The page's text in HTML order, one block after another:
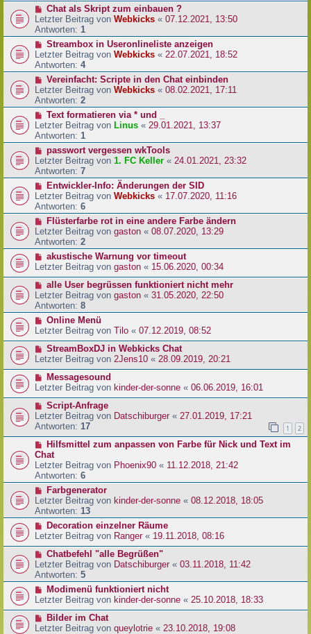
Chat als Skript zum einbauen ?
Letzter Beitrag von Webkicks « 07.12.2021, 13:50
Antworten: 1
Streambox in Useronlineliste anzeigen
Letzter Beitrag von Webkicks « 22.07.2021, 18:52
Antworten: 4
Vereinfacht: Scripte in den Chat einbinden
Letzter Beitrag von Webkicks « 08.02.2021, 17:11
Antworten: 2
Text formatieren via * und _
Letzter Beitrag von Linus « 29.01.2021, 13:37
Antworten: 1
passwort vergessen wkTools
Letzter Beitrag von 1. FC Keller « 24.01.2021, 23:32
Antworten: 7
Entwickler-Info: Änderungen der SID
Letzter Beitrag von Webkicks « 17.07.2020, 11:16
Antworten: 6
Flüsterfarbe rot in eine andere Farbe ändern
Letzter Beitrag von gaston « 08.07.2020, 13:29
Antworten: 2
akustische Warnung vor timeout
Letzter Beitrag von gaston « 15.06.2020, 00:34
alle User begrüssen funktioniert nicht mehr
Letzter Beitrag von gaston « 31.05.2020, 22:50
Antworten: 8
Online Menü
Letzter Beitrag von Tilo « 07.12.2019, 08:52
StreamBoxDJ in Webkicks Chat
Letzter Beitrag von 2Jens10 « 28.09.2019, 20:21
Messagesound
Letzter Beitrag von kinder-der-sonne « 06.06.2019, 16:01
Script-Anfrage
Letzter Beitrag von Datschiburger « 27.01.2019, 17:21
Antworten: 17 1 2
Hilfsmittel zum anpassen von Farbe für Nick und Text im
Chat
Letzter Beitrag von Phoenix90 « 11.12.2018, 21:42
Antworten: 6
Farbgenerator
Letzter Beitrag von kinder-der-sonne « 08.12.2018, 18:05
Antworten: 13
Decoration einzelner Räume
Letzter Beitrag von Ranger« 19.11.2018, 08:16
Chatbefehl "alle Begrüßen"
Letzter Beitrag von Datschiburger « 03.11.2018, 11:42
Antworten: 5
Modimenü funktioniert nicht
Letzter Beitrag von kinder-der-sonne « 25.10.2018, 18:33
Bilder im Chat
Letzter Beitrag von queylotrie « 23.10.2018, 19:08